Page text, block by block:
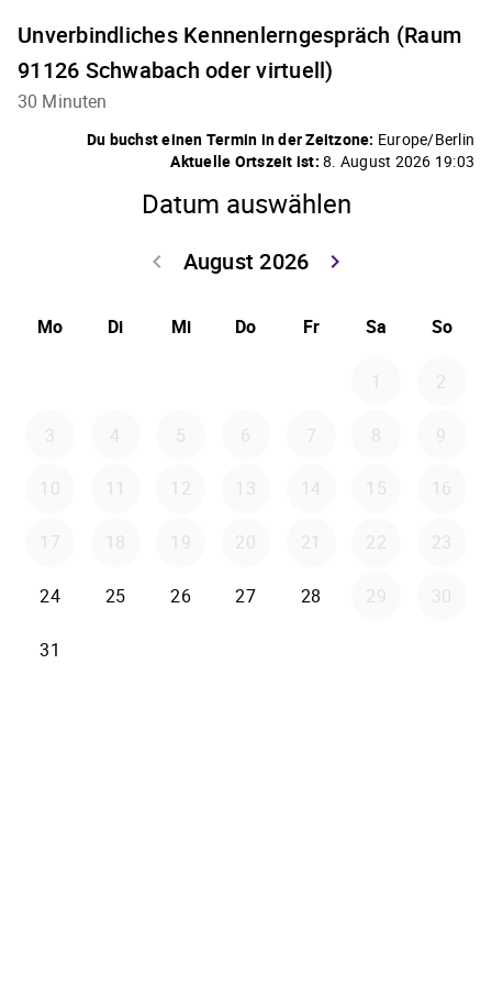
Unverbindliches Kennenlerngespräch (Raum
91126 Schwabach oder virtuell)
30 Minuten
Du buchst einen Termin in der Zeitzone: Europe/Berlin
Aktuelle Ortszeit ist: 8. August 2026 19:03
Datum auswählen
August 2026
keyboard_arrow_left
keyboard_arrow_right
Mo Di Mi Do Fr Sa So
1 2
3 4 5 6 7 8 9
10 11 12 13 14 15 16
17 18 19 20 21 22 23
24 25 26 27 28 29 30
31